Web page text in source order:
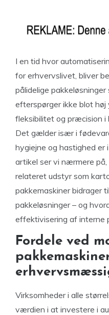
I en tid hvor
for erhvervslivet, bliver
pålidelige
efterspørger ikke blot høj
fleksibilitet og præcision i
Det gælder især i
hygiejne og hastighed er
artikel ser vi nærmere
relateret udstyr som
pakkemaskiner bidrager
pakkeløsninger – og
effektivisering af interne
Fordele ved
Virksomheder i alle
værdien i at investere i